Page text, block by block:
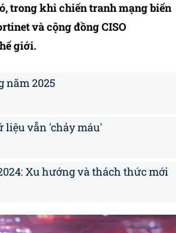
trong khi chiến tranh mạng biến
và cộng đồng CISO
giới.
năm 2025
liệu vẫn 'chảy máu'
Xu hướng và thách thức mới